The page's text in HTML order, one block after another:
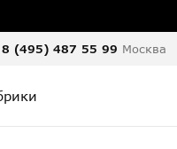
8 (495) 487 55 99 Москва